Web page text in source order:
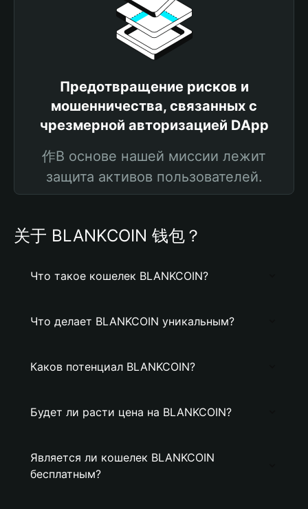
Предотвращение рисков и
мошенничества, связанных с
чрезмерной авторизацией DApp
作В основе нашей миссии лежит
защита активов пользователей.
关于 BLANKCOIN 钱包？
Что такое кошелек BLANKCOIN?
Что делает BLANKCOIN уникальным?
Каков потенциал BLANKCOIN?
Будет ли расти цена на BLANKCOIN?
Является ли кошелек BLANKCOIN
бесплатным?